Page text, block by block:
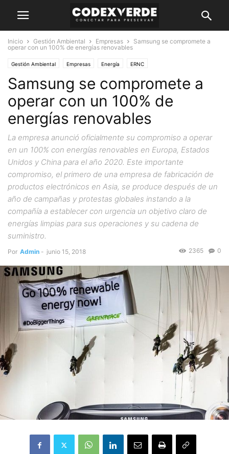
Inicio Gestión Ambiental Empresas
Samsung se compromete a
operar con un 100% de energías renovables
Gestión Ambiental Empresas Energía ERNC
Samsung se compromete a
operar con un 100% de
energías renovables
La empresa anunció oficialmente su compromiso a operar
en un 100% con energías renovables en Europa, Estados
Unidos y China para el año 2020. Este importante
compromiso, el primero de una empresa de fabricación de
productos electrónicos en Asia, se produce después de un
año de campañas y protestas globales instando a la
compañía a establecer con urgencia un objetivo claro de
energías limpias para sus operaciones y su cadena de
suministro.
Por Admin - junio 15, 2018 0
2365